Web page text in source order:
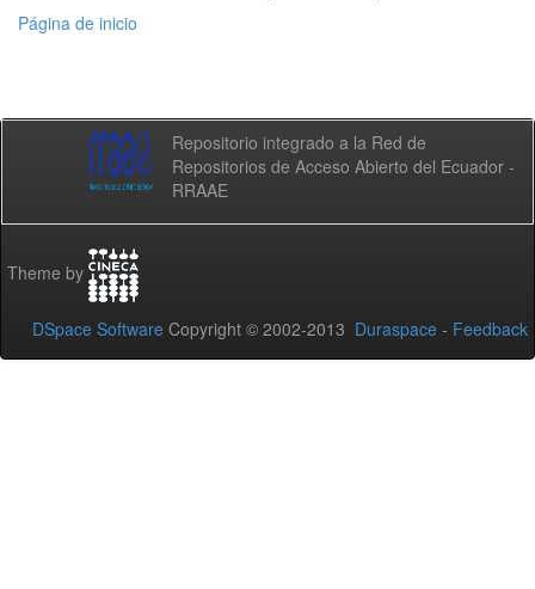
Página de inicio
Repositorio integrado a la Red de
Repositorios de Acceso Abierto del Ecuador -
RRAAE
Theme by
DSpace Software Copyright © 2002-2013 Duraspace - Feedback